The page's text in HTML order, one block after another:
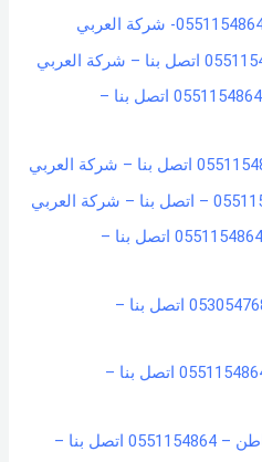
شركة تنظيف مكيفات بحائل – 0551154864 اتصل بنا –
شركة تنظيف مجالس بحائل – 0551154864 اتصل بنا –
شراء اثاث مستعمل بحائل – 0530547685 اتصل بنا –
شركة تنظيف مساجد بحائل – 0551154864 اتصل بنا –
شركة تنظيف مجالس بحفر الباطن – 0551154864 اتصل بنا –